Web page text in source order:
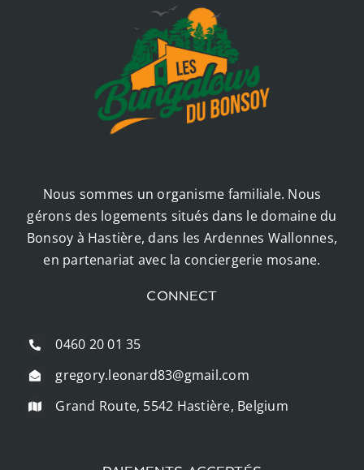
Nous sommes un organisme familiale. Nous
gérons des logements situés dans le domaine du
Bonsoy à Hastière, dans les Ardennes Wallonnes,
en partenariat avec la conciergerie mosane.
CONNECT
0460 20 01 35
gregory.leonard83@gmail.com
Grand Route, 5542 Hastière, Belgium